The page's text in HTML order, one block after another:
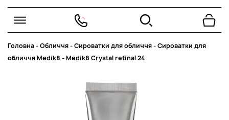
Головна-Обличчя-Сироватки для обличчя-Сироватки для
обличчя Medik8 -Medik8 Crystal retinal 24